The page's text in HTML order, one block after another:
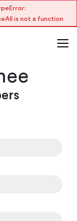
is not a function